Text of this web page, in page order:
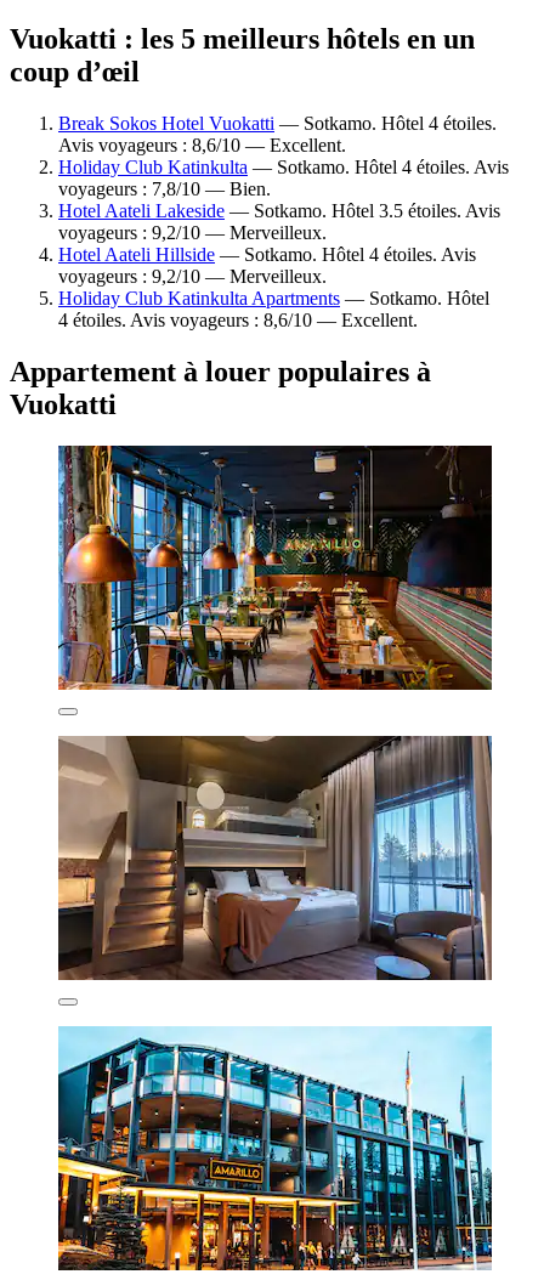
Vuokatti : les 5 meilleurs hôtels en un
coup d’œil
Break Sokos Hotel Vuokatti — Sotkamo. Hôtel 4 étoiles.
Avis voyageurs : 8,6/10 — Excellent.
Holiday Club Katinkulta — Sotkamo. Hôtel 4 étoiles. Avis
voyageurs : 7,8/10 — Bien.
Hotel Aateli Lakeside — Sotkamo. Hôtel 3.5 étoiles. Avis
voyageurs : 9,2/10 — Merveilleux.
Hotel Aateli Hillside — Sotkamo. Hôtel 4 étoiles. Avis
voyageurs : 9,2/10 — Merveilleux.
Holiday Club Katinkulta Apartments — Sotkamo. Hôtel
4 étoiles. Avis voyageurs : 8,6/10 — Excellent.
Appartement à louer populaires à
Vuokatti